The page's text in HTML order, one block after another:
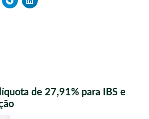
de 27,91% para IBS e